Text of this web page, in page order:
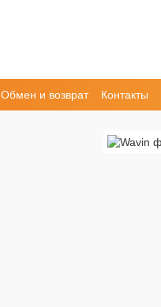
Обмен и возврат Контакты